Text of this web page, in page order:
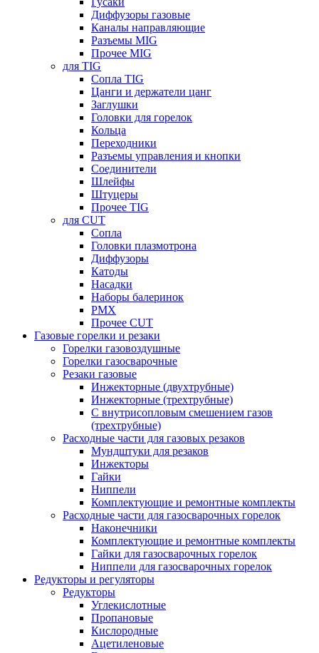
Диффузоры газовые
Каналы направляющие
Разъемы MIG
Прочее MIG
для TIG
Сопла TIG
Цанги и держатели цанг
Заглушки
Головки для горелок
Кольца
Переходники
Разъемы управления и кнопки
Соединители
Шлейфы
Штуцеры
Прочее TIG
для CUT
Сопла
Головки плазмотрона
Диффузоры
Катоды
Насадки
Наборы балеринок
PMX
Прочее CUT
Газовые горелки и резаки
Горелки газовоздушные
Горелки газосварочные
Резаки газовые
Инжекторные (двухтрубные)
Инжекторные (трехтрубные)
С внутрисопловым смешением газов
(трехтрубные)
Расходные части для газовых резаков
Мундштуки для резаков
Инжекторы
Гайки
Ниппели
Комплектующие и ремонтные комплекты
Расходные части для газосварочных горелок
Наконечники
Комплектующие и ремонтные комплекты
Гайки для газосварочных горелок
Ниппели для газосварочных горелок
Редукторы и регуляторы
Редукторы
Углекислотные
Пропановые
Кислородные
Ацетиленовые